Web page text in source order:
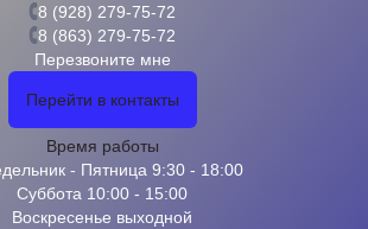
8 (928) 279-75-72
8 (863) 279-75-72
Перезвоните мне
Перейти в контакты
Время работы
- Пятница 9:30 - 18:00
Суббота 10:00 - 15:00
Воскресенье выходной